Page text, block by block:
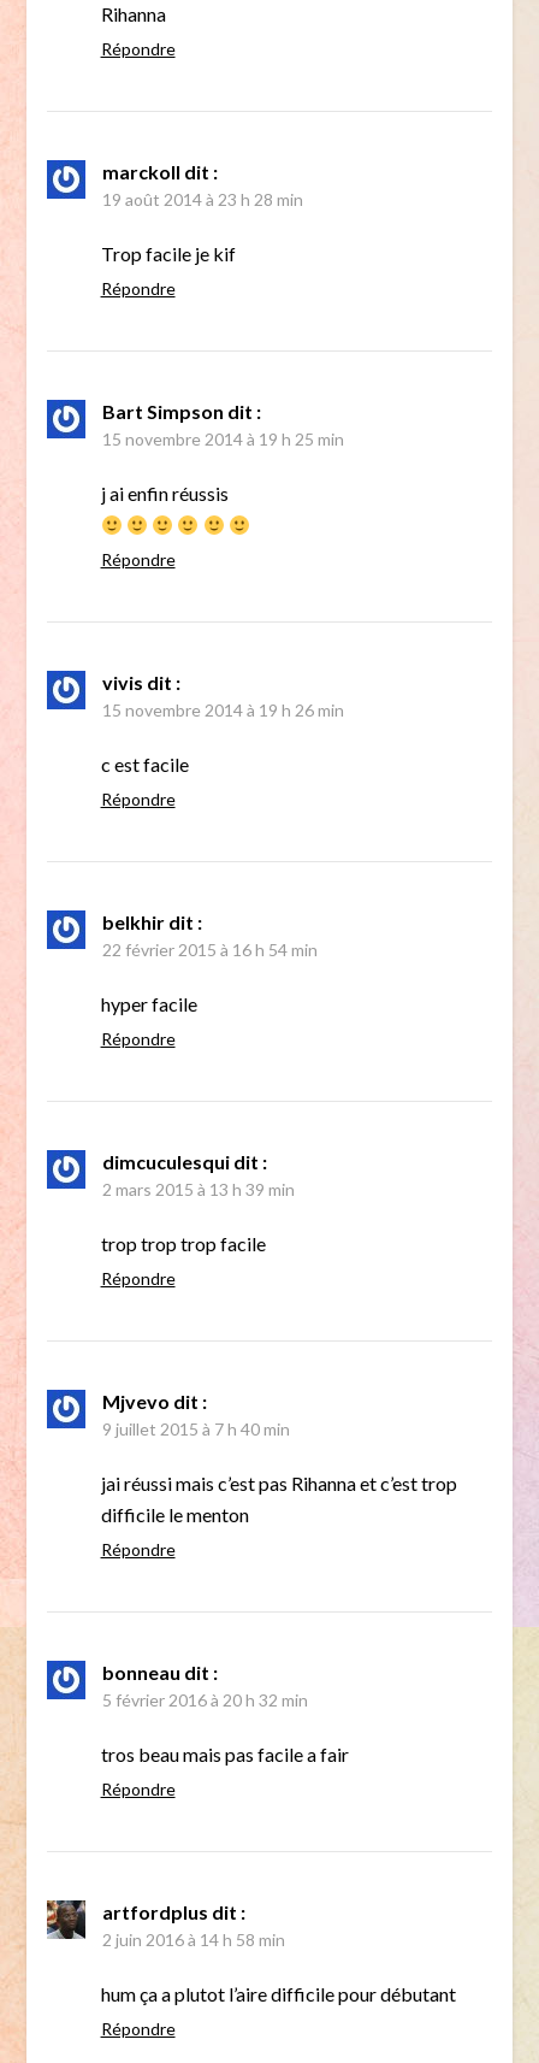
Rihanna
Répondre
marckoll dit :
19 août 2014 à 23 h 28 min
Trop facile je kif
Répondre
Bart Simpson dit :
15 novembre 2014 à 19 h 25 min
j ai enfin réussis
Répondre
vivis dit :
15 novembre 2014 à 19 h 26 min
c est facile
Répondre
belkhir dit :
22 février 2015 à 16 h 54 min
hyper facile
Répondre
dimcuculesqui dit :
2 mars 2015 à 13 h 39 min
trop trop trop facile
Répondre
Mjvevo dit :
9 juillet 2015 à 7 h 40 min
jai réussi mais c’est pas Rihanna et c’est trop
difficile le menton
Répondre
bonneau dit :
5 février 2016 à 20 h 32 min
tros beau mais pas facile a fair
Répondre
artfordplus dit :
2 juin 2016 à 14 h 58 min
hum ça a plutot l’aire difficile pour débutant
Répondre